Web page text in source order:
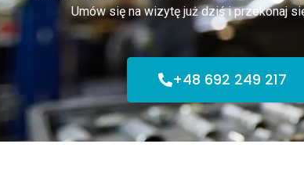
Umów się na wizytę już dziś i przekonaj
+48 692 249 217